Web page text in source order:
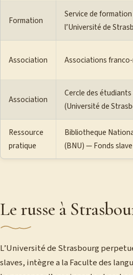
Formation
Service de
l’Université de
Association Associations franco-
Association
Cercle des
(Université de
Ressource
pratique
Bibliotheque
(BNU) — Fonds slave
Le russe à
L’Université de Strasbourg
slaves, intègre a la Faculte des